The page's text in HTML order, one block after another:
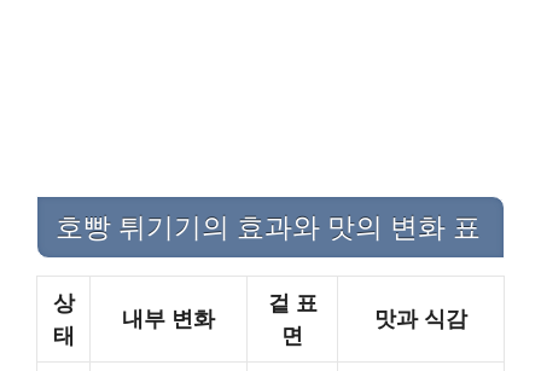
호빵 튀기기의 효과와 맛의 변화 표
상
태
내부 변화
겉 표
면
맛과 식감